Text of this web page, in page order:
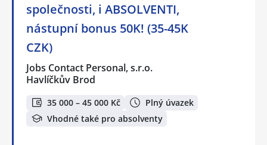
společnosti, i ABSOLVENTI,
nástupní bonus 50K! (35-45K
CZK)
Jobs Contact Personal, s.r.o.
Havlíčkův Brod
35 000 – 45 000 Kč
Plný úvazek
Vhodné také pro absolventy